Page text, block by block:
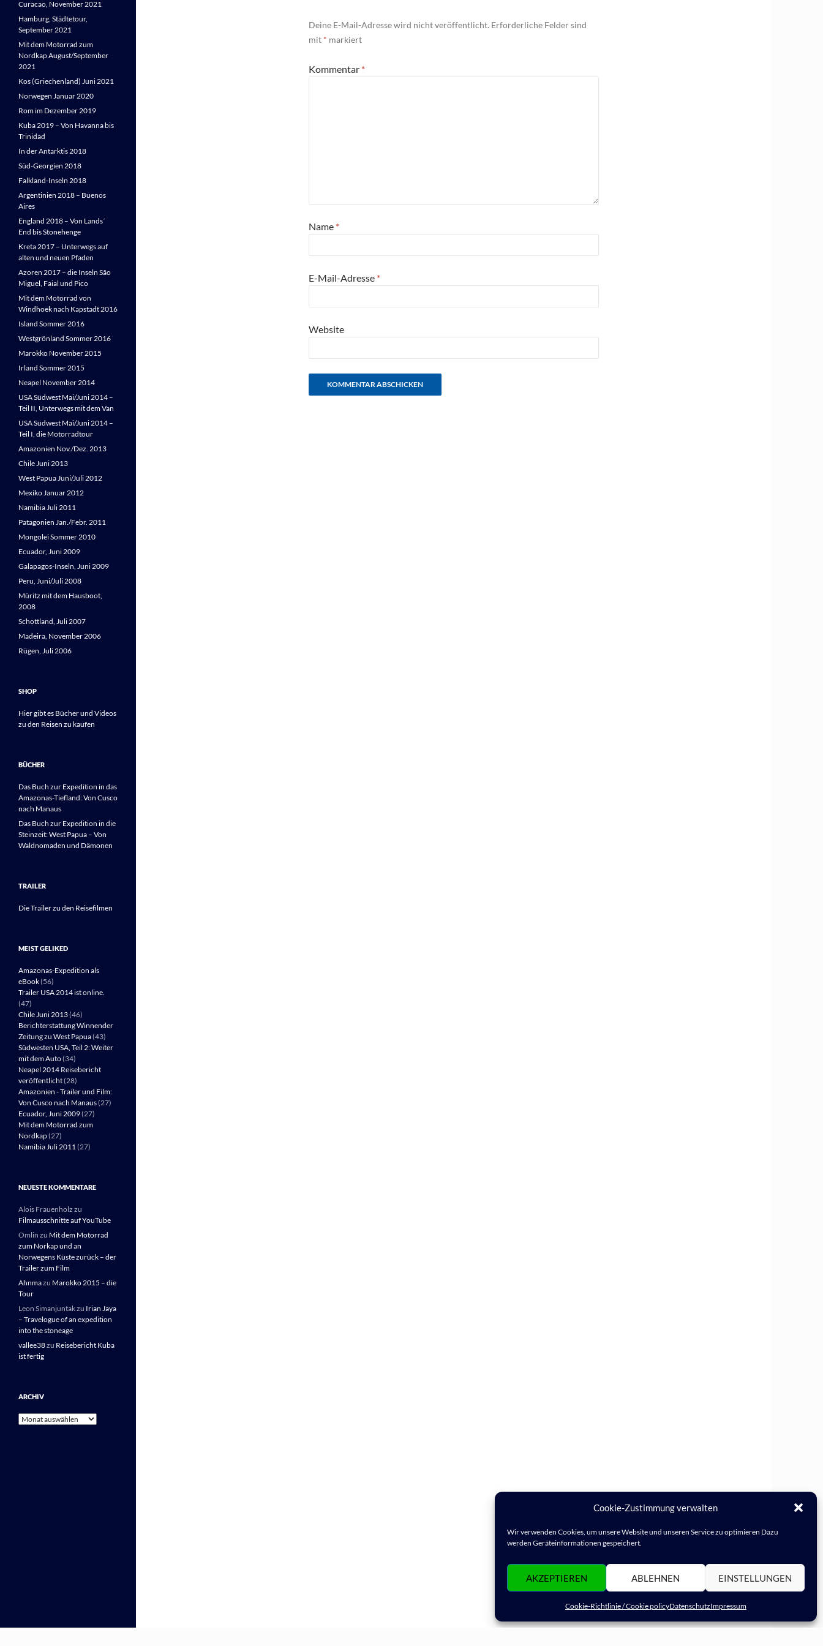
Cookie-Zustimmung verwalten
Wir verwenden Cookies, um unsere Website und unseren Service zu optimieren Dazu
werden Geräteinformationen gespeichert.
AKZEPTIEREN ABLEHNEN EINSTELLUNGEN
Cookie-Richtlinie / Cookie policyDatenschutzImpressum
Deine E-Mail-Adresse wird nicht veröffentlicht. Erforderliche Felder sind
mit * markiert
Kommentar *
Name *
E-Mail-Adresse *
Website
Curacao, November 2021
Hamburg, Städtetour,
September 2021
Mit dem Motorrad zum
Nordkap August/September
2021
Kos (Griechenland) Juni 2021
Norwegen Januar 2020
Rom im Dezember 2019
Kuba 2019 – Von Havanna bis
Trinidad
In der Antarktis 2018
Süd-Georgien 2018
Falkland-Inseln 2018
Argentinien 2018 – Buenos
Aires
England 2018 – Von Lands´
End bis Stonehenge
Kreta 2017 – Unterwegs auf
alten und neuen Pfaden
Azoren 2017 – die Inseln São
Miguel, Faial und Pico
Mit dem Motorrad von
Windhoek nach Kapstadt 2016
Island Sommer 2016
Westgrönland Sommer 2016
Marokko November 2015
Irland Sommer 2015
Neapel November 2014
USA Südwest Mai/Juni 2014 –
Teil II, Unterwegs mit dem Van
USA Südwest Mai/Juni 2014 –
Teil I, die Motorradtour
Amazonien Nov./Dez. 2013
Chile Juni 2013
West Papua Juni/Juli 2012
Mexiko Januar 2012
Namibia Juli 2011
Patagonien Jan./Febr. 2011
Mongolei Sommer 2010
Ecuador, Juni 2009
Galapagos-Inseln, Juni 2009
Peru, Juni/Juli 2008
Müritz mit dem Hausboot,
2008
Schottland, Juli 2007
Madeira, November 2006
Rügen, Juli 2006
SHOP
Hier gibt es Bücher und Videos
zu den Reisen zu kaufen
BÜCHER
Das Buch zur Expedition in das
Amazonas-Tiefland: Von Cusco
nach Manaus
Das Buch zur Expedition in die
Steinzeit: West Papua – Von
Waldnomaden und Dämonen
TRAILER
Die Trailer zu den Reisefilmen
MEIST GELIKED
Amazonas-Expedition als
eBook(56)
Trailer USA 2014 ist online.
(47)
Chile Juni 2013(46)
Berichterstattung Winnender
Zeitung zu West Papua(43)
Südwesten USA, Teil 2: Weiter
mit dem Auto(34)
Neapel 2014 Reisebericht
veröffentlicht(28)
Amazonien - Trailer und Film:
Von Cusco nach Manaus(27)
Ecuador, Juni 2009(27)
Mit dem Motorrad zum
Nordkap(27)
Namibia Juli 2011(27)
NEUESTE KOMMENTARE
Alois Frauenholz zu
Filmausschnitte auf YouTube
Omlin zu Mit dem Motorrad
zum Norkap und an
Norwegens Küste zurück – der
Trailer zum Film
Ahnmazu Marokko 2015 – die
Tour
Leon Simanjuntakzu Irian Jaya
– Travelogue of an expedition
into the stoneage
vallee38zu Reisebericht Kuba
ist fertig
ARCHIV
Archiv